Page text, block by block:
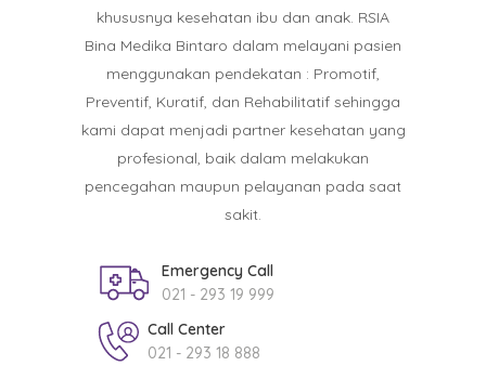
khususnya kesehatan ibu dan anak. RSIA
Bina Medika Bintaro dalam melayani pasien
menggunakan pendekatan : Promotif,
Preventif, Kuratif, dan Rehabilitatif sehingga
kami dapat menjadi partner kesehatan yang
profesional, baik dalam melakukan
pencegahan maupun pelayanan pada saat
sakit.
Emergency Call
021 - 293 19 999
Call Center
021 - 293 18 888